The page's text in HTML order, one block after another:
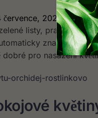
července, 2026
listy, pravidelně
znamenat, že
dobré pro nasazení